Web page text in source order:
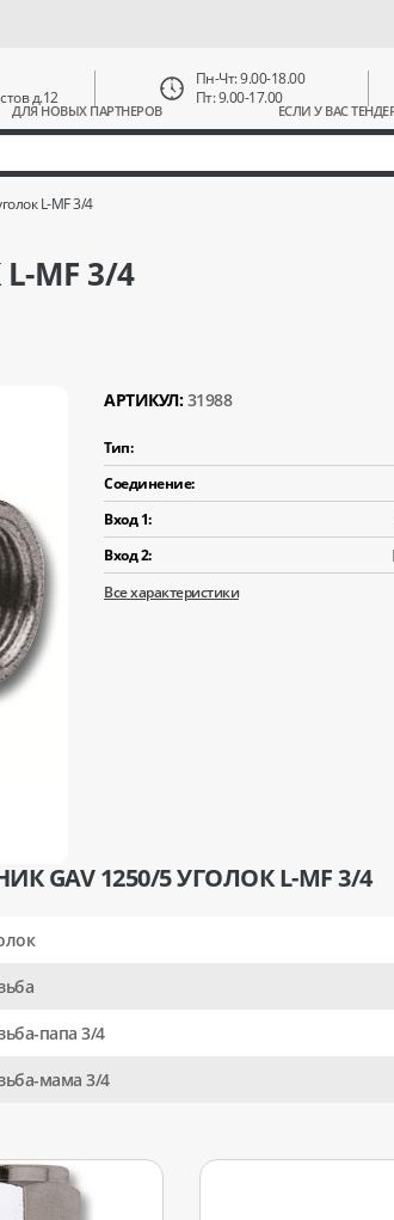
ДЛЯ НОВЫХ ПАРТНЕРОВ ЕСЛИ У ВАС
д.12
Пн-Чт: 9.00-18.00
Пт: 9.00-17.00
L-MF 3/4
MF 3/4
АРТИКУЛ: 31988
Тип:
Соединение:
Вход 1:
Вход 2:
Все характеристики
GAV 1250/5 УГОЛОК L-MF 3/4
папа 3/4
мама 3/4